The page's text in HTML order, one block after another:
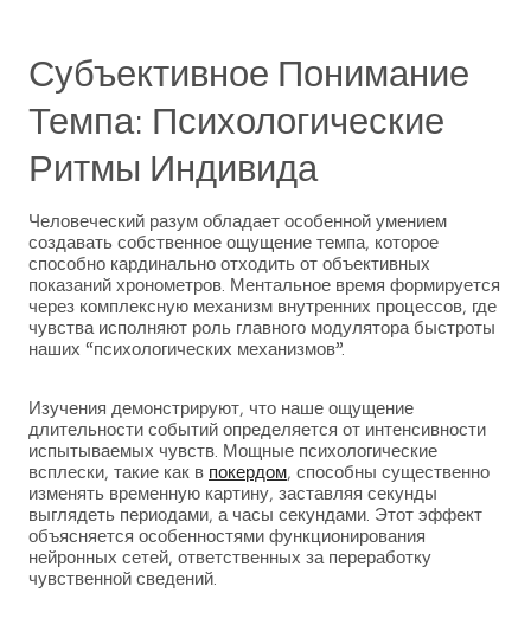
Субъективное Понимание
Темпа: Психологические
Ритмы Индивида
Человеческий разум обладает особенной умением
создавать собственное ощущение темпа, которое
способно кардинально отходить от объективных
показаний хронометров. Ментальное время формируется
через комплексную механизм внутренних процессов, где
чувства исполняют роль главного модулятора быстроты
наших “психологических механизмов”.
Изучения демонстрируют, что наше ощущение
длительности событий определяется от интенсивности
испытываемых чувств. Мощные психологические
всплески, такие как в покердом, способны существенно
изменять временную картину, заставляя секунды
выглядеть периодами, а часы секундами. Этот эффект
объясняется особенностями функционирования
нейронных сетей, ответственных за переработку
чувственной сведений.